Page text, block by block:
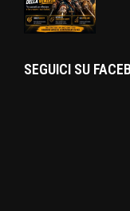
SEGUICI SU